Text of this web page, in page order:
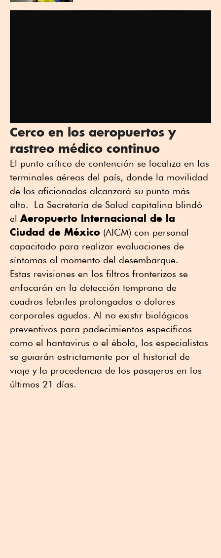
Cerco en los aeropuertos y
rastreo médico continuo
El punto crítico de contención se localiza en las
terminales aéreas del país, donde la movilidad
de los aficionados alcanzará su punto más
alto.
L a Secretaría de Salud capitalina blindó
el Aeropuerto Internacional de la
Ciudad de México (AICM) con personal
capacitado para realizar evaluaciones de
síntomas al momento del desembarque.
Estas revisiones en los filtros fronterizos se
enfocarán en la detección temprana de
cuadros febriles prolongados o dolores
corporales agudos. Al no existir biológicos
preventivos para padecimientos específicos
como el hantavirus o el ébola, los especialistas
se guiarán estrictamente por el historial de
viaje y la procedencia de los pasajeros en los
últimos 21 días.